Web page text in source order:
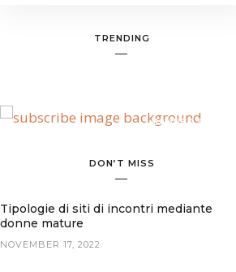
TRENDING
BANNER SPOT
DON’T MISS
Tipologie di siti di incontri mediante
donne mature
NOVEMBER 17, 2022